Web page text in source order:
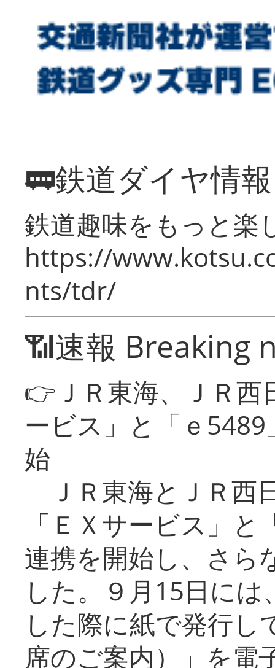
🚃鉄道ダイヤ情
鉄道趣味をもっと楽
https://
nts/tdr/
📶速報 Breaking
👉ＪＲ東海、ＪＲ
ービス」と「ｅ
始
ＪＲ東海とＪＲ西
「ＥＸサービス」
連携を開始し、さら
した。９月15日に
した際に紙で発行し
席のご案内）」を電